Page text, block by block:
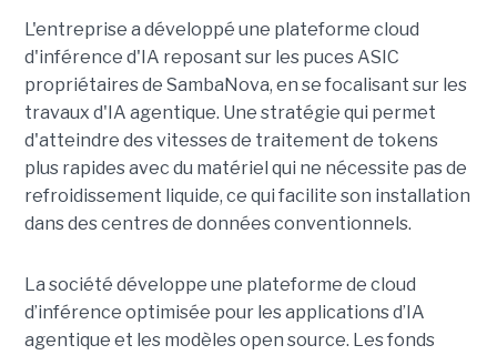
L'entreprise a développé une plateforme cloud
d'inférence d'IA reposant sur les puces ASIC
propriétaires de SambaNova, en se focalisant sur les
travaux d'IA agentique. Une stratégie qui permet
d'atteindre des vitesses de traitement de tokens
plus rapides avec du matériel qui ne nécessite pas de
refroidissement liquide, ce qui facilite son installation
dans des centres de données conventionnels.
La société développe une plateforme de cloud
d’inférence optimisée pour les applications d’IA
agentique et les modèles open source. Les fonds